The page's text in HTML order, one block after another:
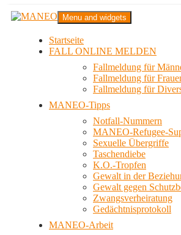
Zum
InhaltMANEO
Das schwule Anti-Gewalt-Projekt in Berlin
Menu and widgets
Startseite
FALL ONLINE MELDEN
Fallmeldung für
Fallmeldung für
Fallmeldung für
MANEO-Tipps
Notfall-Nummern
MANEO-Refugee-
Sexuelle Übergriffe
Taschendiebe
K.O.-Tropfen
Gewalt in der
Gewalt gegen
Zwangsverheiratung
Gedächtnisprotokoll
MANEO-Arbeit